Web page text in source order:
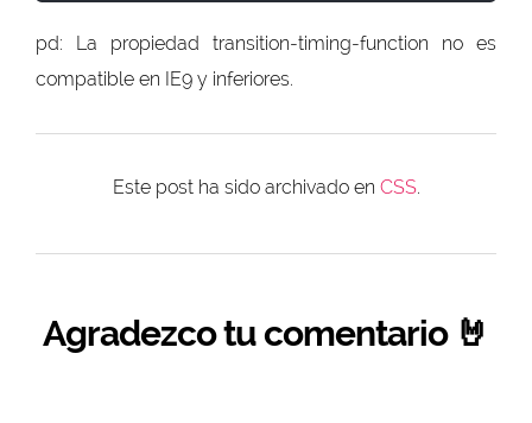
pd: La propiedad transition-timing-function no es
compatible en IE9 y inferiores.
Este post ha sido archivado en CSS.
Agradezco tu comentario 🤘